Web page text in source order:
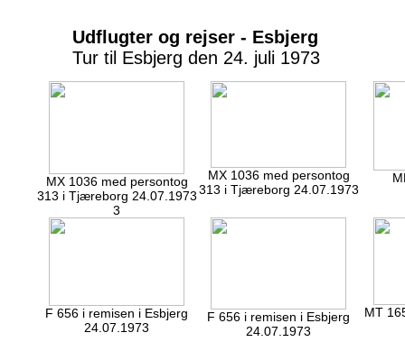
Udflugter og rejser - Esbjerg
Tur til Esbjerg den 24. juli 1973
MX 1036 med persontog
313 i Tjæreborg 24.07.1973
3
MX 1036 med persontog
313 i Tjæreborg 24.07.1973
F 656 i remisen i Esbjerg
24.07.1973
F 656 i remisen i Esbjerg
24.07.1973
MT